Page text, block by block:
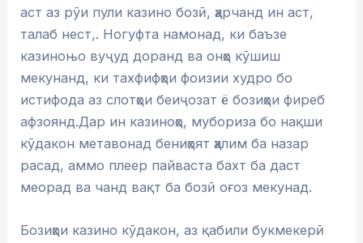
аст аз рӯи пули казино бозӣ, ҳарчанд ин аст,
талаб нест,. Ногуфта намонад, ки баъзе
казиноњо вуҷуд доранд ва онҳо кӯшиш
мекунанд, ки тахфифҳои фоизии худро бо
истифода аз слотҳои беиҷозат ё бозиҳои фиреб
афзоянд.Дар ин казиноҳо, мубориза бо нақши
кӯдакон метавонад бениҳоят ҳалим ба назар
расад, аммо плеер пайваста бахт ба даст
меорад ва чанд вақт ба бозӣ оғоз мекунад.
Бозиҳои казино кӯдакон, аз қабили букмекерӣ